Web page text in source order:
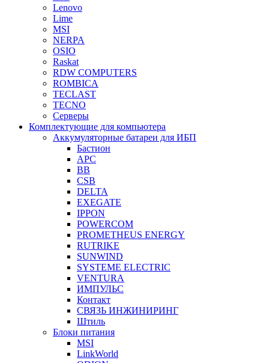
Lenovo
Lime
MSI
NERPA
OSIO
Raskat
RDW COMPUTERS
ROMBICA
TECLAST
TECNO
Серверы
Комплектующие для компьютера
Аккумуляторные батареи для ИБП
Бастион
APC
BB
CSB
DELTA
EXEGATE
IPPON
POWERCOM
PROMETHEUS ENERGY
RUTRIKE
SUNWIND
SYSTEME ELECTRIC
VENTURA
ИМПУЛЬС
Контакт
СВЯЗЬ ИНЖИНИРИНГ
Штиль
Блоки питания
MSI
LinkWorld